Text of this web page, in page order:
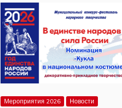
Мероприятия 2026
Новости